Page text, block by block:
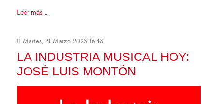
Leer más ...
Martes, 21 Marzo 2023 16:48
LA INDUSTRIA MUSICAL HOY:
JOSÉ LUIS MONTÓN